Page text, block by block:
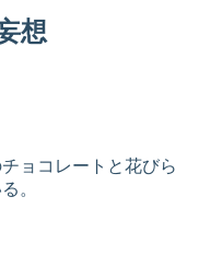
想
ョコレートと花びら
。